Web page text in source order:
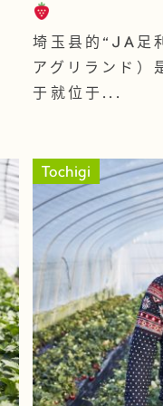
埼玉县的“JA
アグリランド）
于就位于...
Tochigi